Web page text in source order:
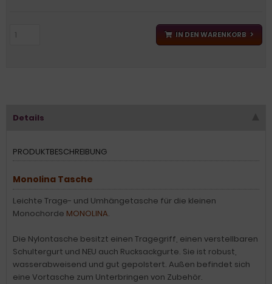
IN DEN WARENKORB
Details
PRODUKTBESCHREIBUNG
Monolina Tasche
Leichte Trage- und Umhängetasche für die kleinen
Monochorde MONOLINA.
Die Nylontasche besitzt einen Tragegriff, einen verstellbaren
Schultergurt und NEU auch Rucksackgurte. Sie ist robust,
wasserabweisend und gut gepolstert. Außen befindet sich
eine Vortasche zum Unterbringen von Zubehör.